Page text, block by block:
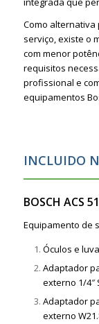
Como
serviço, existe o
com menor
requisitos
profissional e
equipamentos
INCLUIDO
BOSCH ACS
Equipamento de
Óculos e
Adaptador
externo 1/4″
Adaptador
externo